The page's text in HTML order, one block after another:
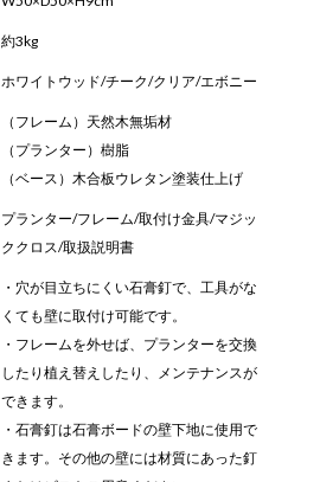
約3kg
ホワイトウッド/チーク/クリア/エボニー
（フレーム）天然木無垢材
（プランター）樹脂
（ベース）木合板ウレタン塗装仕上げ
プランター/フレーム/取付け金具/マジッ
ククロス/取扱説明書
・穴が目立ちにくい石膏釘で、工具がな
くても壁に取付け可能です。
・フレームを外せば、プランターを交換
したり植え替えしたり、メンテナンスが
できます。
・石膏釘は石膏ボードの壁下地に使用で
きます。その他の壁には材質にあった釘